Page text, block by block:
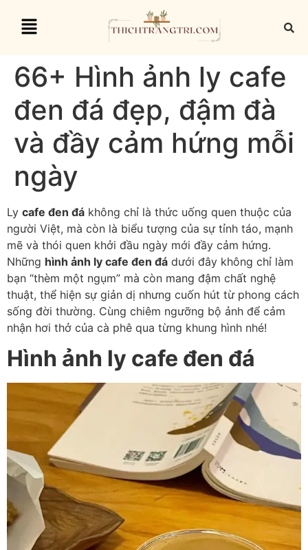
66+ Hình ảnh ly cafe
đen đá đẹp, đậm đà
và đầy cảm hứng mỗi
ngày
Ly cafe đen đá không chỉ là thức uống quen thuộc của
người Việt, mà còn là biểu tượng của sự tỉnh táo, mạnh
mẽ và thói quen khởi đầu ngày mới đầy cảm hứng.
Những hình ảnh ly cafe đen đá dưới đây không chỉ làm
bạn “thèm một ngụm” mà còn mang đậm chất nghệ
thuật, thể hiện sự giản dị nhưng cuốn hút từ phong cách
sống đời thường. Cùng chiêm ngưỡng bộ ảnh để cảm
nhận hơi thở của cà phê qua từng khung hình nhé!
Hình ảnh ly cafe đen đá